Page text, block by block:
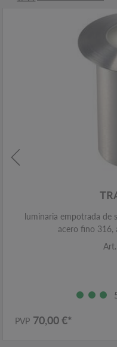
luminaria empotrada de
acero fino 316,
PVP 70,00 €*